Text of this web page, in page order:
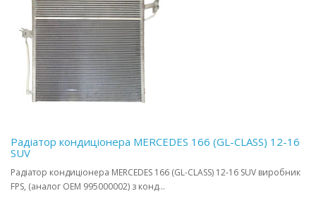
Радіатор кондиціонера MERCEDES 166 (GL-CLASS) 12-16
SUV
Радіатор кондиціонера MERCEDES 166 (GL-CLASS) 12-16 SUV виробник
FPS, (аналог OEM 995000002) з конд...